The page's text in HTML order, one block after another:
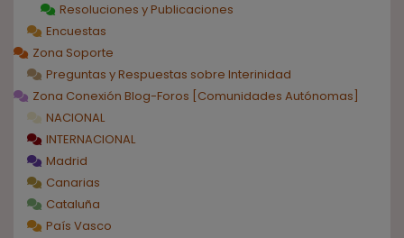
Resoluciones y Publicaciones
Encuestas
Zona Soporte
Preguntas y Respuestas sobre Interinidad
Zona Conexión Blog-Foros [Comunidades Autónomas]
NACIONAL
INTERNACIONAL
Madrid
Canarias
Cataluña
País Vasco